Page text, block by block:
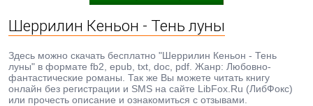
Шеррилин Кеньон - Тень луны
Здесь можно скачать бесплатно "Шеррилин Кеньон - Тень
луны" в формате fb2, epub, txt, doc, pdf. Жанр: Любовно-
фантастические романы. Так же Вы можете читать книгу
онлайн без регистрации и SMS на сайте LibFox.Ru (ЛибФокс)
или прочесть описание и ознакомиться с отзывами.